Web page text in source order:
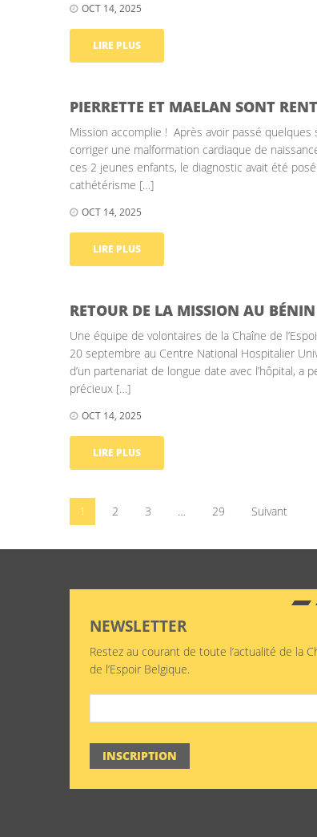
OCT 14, 2025
LIRE PLUS
PIERRETTE ET MAELAN SONT
Mission accomplie ! Après avoir passé
corriger une malformation cardiaque de
ces 2 jeunes enfants, le diagnostic avait été
cathétérisme […]
OCT 14, 2025
LIRE PLUS
RETOUR DE LA MISSION AU
Une équipe de volontaires de la Chaîne de
20 septembre au Centre National Hospitalier
d’un partenariat de longue date avec l’hôpital,
précieux […]
OCT 14, 2025
LIRE PLUS
1 2 3 … 29 Suivant
NEWSLETTER
Restez au courant de toute l’actualité de la
de l’Espoir Belgique.
INSCRIPTION